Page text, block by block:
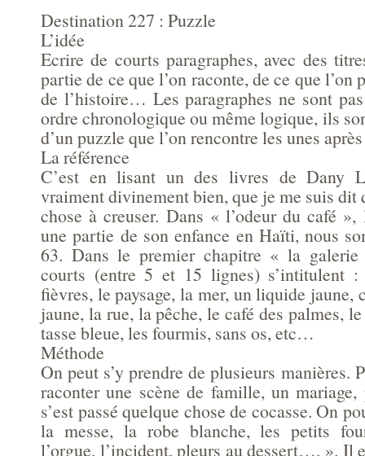
Destination 227 : Puzzle
L’idée
Ecrire de courts paragraphes, avec des
partie de ce que l’on raconte, de ce que l’on
de l’histoire… Les paragraphes ne sont
ordre chronologique ou même logique, ils
d’un puzzle que l’on rencontre les unes
La référence
C’est en lisant un des livres de Dany
vraiment divinement bien, que je me suis dit
chose à creuser. Dans « l’odeur du café »,
une partie de son enfance en Haïti, nous
63. Dans le premier chapitre « la galerie
courts (entre 5 et 15 lignes) s’intitulent
fièvres, le paysage, la mer, un liquide jaune,
jaune, la rue, la pêche, le café des palmes,
tasse bleue, les fourmis, sans os, etc…
Méthode
On peut s’y prendre de plusieurs manières.
raconter une scène de famille, un
s’est passé quelque chose de cocasse. On
la messe, la robe blanche, les petits
l’orgue, l’incident, pleurs au dessert…. ». Il